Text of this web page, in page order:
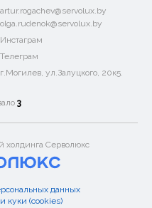
artur.rogachev@servolux.by
olga.rudenok@servolux.by
Инстаграм
Телеграм
г.Могилев, ул.Залуцкого, 20к5.
3
холдинга Серволюкс
данных
куки (cookies)